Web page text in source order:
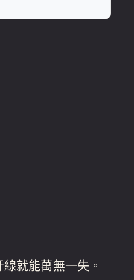
就能萬無一失。